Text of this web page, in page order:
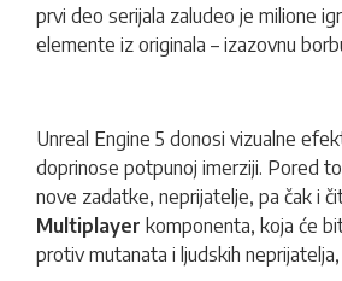
prvi deo serijala zaludeo je milione
elemente iz originala – izazovnu
Unreal Engine 5 donosi vizualne
doprinose potpunoj imerziji. Pored
nove zadatke, neprijatelje, pa čak i
Multiplayer komponenta, koja će
protiv mutanata i ljudskih